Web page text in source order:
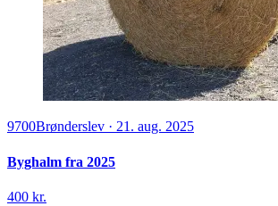
9700Brønderslev · 21. aug. 2025
Byghalm fra 2025
400 kr.